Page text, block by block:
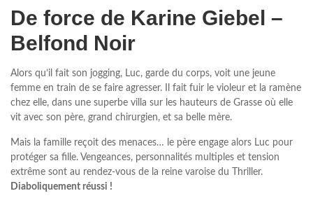
De force de Karine Giebel –
Belfond Noir
Alors qu’il fait son jogging, Luc, garde du corps, voit une jeune
femme en train de se faire agresser. Il fait fuir le violeur et la ramène
chez elle, dans une superbe villa sur les hauteurs de Grasse où elle
vit avec son père, grand chirurgien, et sa belle mère.
Mais la famille reçoit des menaces… le père engage alors Luc pour
protéger sa fille. Vengeances, personnalités multiples et tension
extrême sont au rendez-vous de la reine varoise du Thriller.
Diaboliquement réussi !